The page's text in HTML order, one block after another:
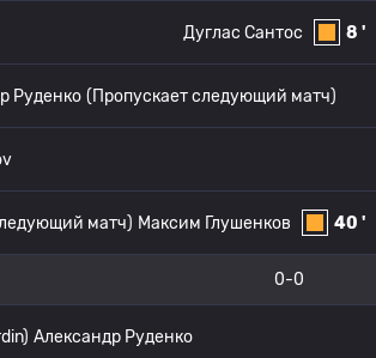
8 '
Дуглас Сантос
Руденко (Пропускает следующий матч)
40 '
Максим Глушенков
матч)
0-0
Александр Руденко